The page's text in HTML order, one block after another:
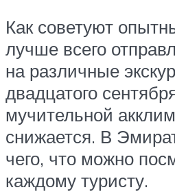
Как советуют
лучше всего
на различные
двадцатого
мучительной
снижается. В
чего, что можно
каждому туристу.